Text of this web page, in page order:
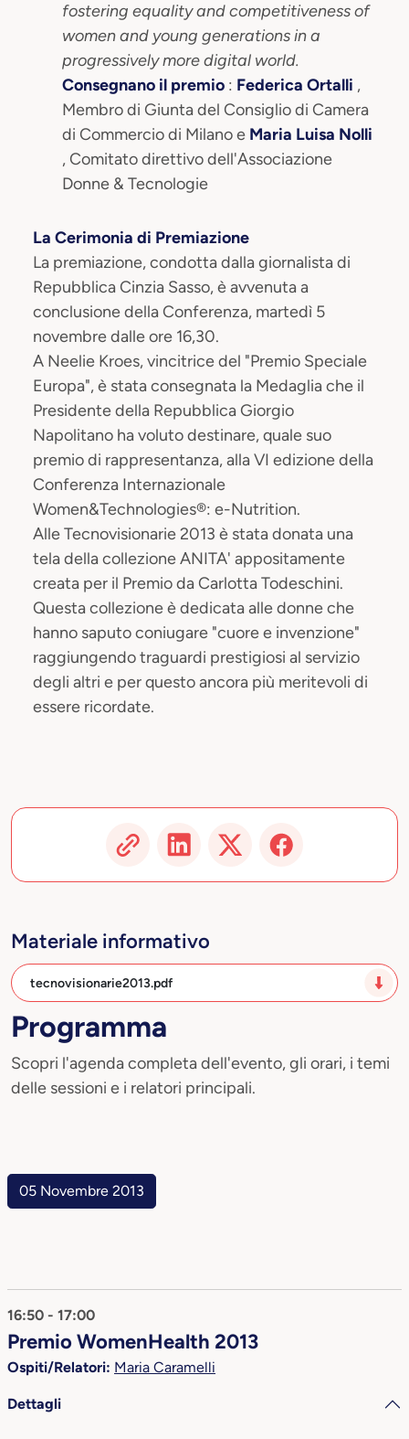
fostering equality and competitiveness of
women and young generations in a
progressively more digital world.
Consegnano il premio : Federica Ortalli ,
Membro di Giunta del Consiglio di Camera
di Commercio di Milano e Maria Luisa Nolli
, Comitato direttivo dell'Associazione
Donne & Tecnologie
La Cerimonia di Premiazione
La premiazione, condotta dalla giornalista di
Repubblica Cinzia Sasso, è avvenuta a
conclusione della Conferenza, martedì 5
novembre dalle ore 16,30.
A Neelie Kroes, vincitrice del "Premio Speciale
Europa", è stata consegnata la Medaglia che il
Presidente della Repubblica Giorgio
Napolitano ha voluto destinare, quale suo
premio di rappresentanza, alla VI edizione della
Conferenza Internazionale
Women&Technologies®: e-Nutrition.
Alle Tecnovisionarie 2013 è stata donata una
tela della collezione ANITA' appositamente
creata per il Premio da Carlotta Todeschini.
Questa collezione è dedicata alle donne che
hanno saputo coniugare "cuore e invenzione"
raggiungendo traguardi prestigiosi al servizio
degli altri e per questo ancora più meritevoli di
essere ricordate.
Materiale informativo
tecnovisionarie2013.pdf
Programma
Scopri l'agenda completa dell'evento, gli orari, i temi
delle sessioni e i relatori principali.
05 Novembre 2013
16:50 - 17:00
Premio WomenHealth 2013
Ospiti/Relatori: Maria Caramelli
Dettagli